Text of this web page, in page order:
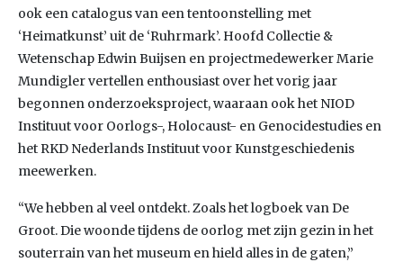
ook een catalogus van een tentoonstelling met
‘Heimatkunst’ uit de ‘Ruhrmark’. Hoofd Collectie &
Wetenschap Edwin Buijsen en projectmedewerker Marie
Mundigler vertellen enthousiast over het vorig jaar
begonnen onderzoeksproject, waaraan ook het NIOD
Instituut voor Oorlogs-, Holocaust- en Genocidestudies en
het RKD Nederlands Instituut voor Kunstgeschiedenis
meewerken.
“We hebben al veel ontdekt. Zoals het logboek van De
Groot. Die woonde tijdens de oorlog met zijn gezin in het
souterrain van het museum en hield alles in de gaten,”